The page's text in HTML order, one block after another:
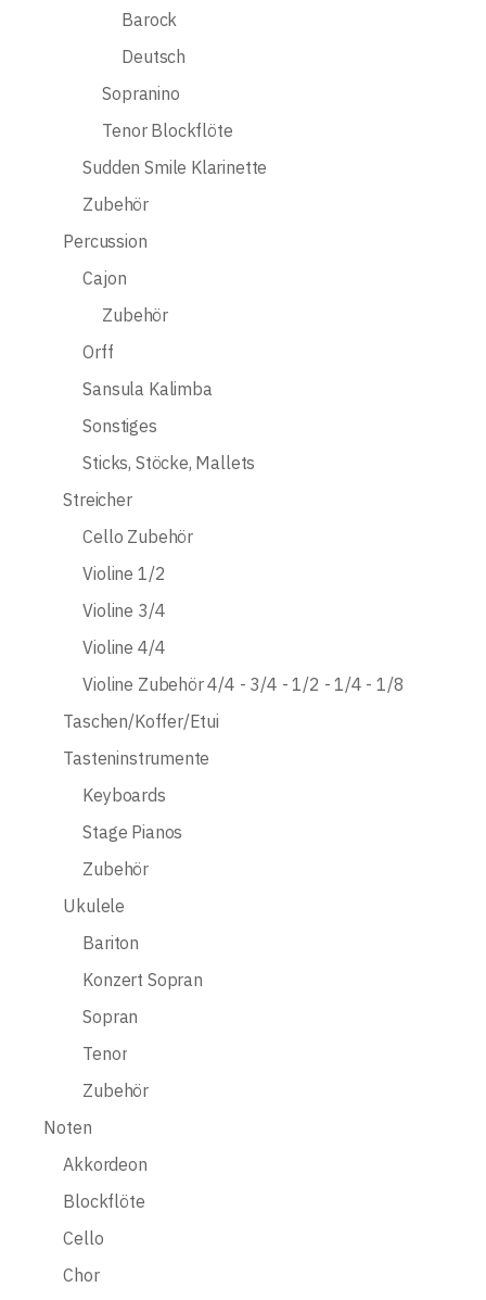
Barock
Deutsch
Sopranino
Tenor Blockflöte
Sudden Smile Klarinette
Zubehör
Percussion
Cajon
Zubehör
Orff
Sansula Kalimba
Sonstiges
Sticks, Stöcke, Mallets
Streicher
Cello Zubehör
Violine 1/2
Violine 3/4
Violine 4/4
Violine Zubehör 4/4 - 3/4 - 1/2 - 1/4 - 1/8
Taschen/Koffer/Etui
Tasteninstrumente
Keyboards
Stage Pianos
Zubehör
Ukulele
Bariton
Konzert Sopran
Sopran
Tenor
Zubehör
Noten
Akkordeon
Blockflöte
Cello
Chor